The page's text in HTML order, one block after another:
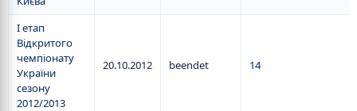
I етап
Відкритого
чемпіонату
України
сезону
2012/2013
20.10.2012 beendet 14